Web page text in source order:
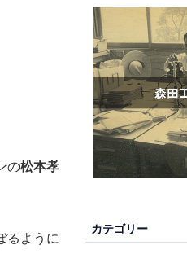
の松本孝
るように
カテゴリー